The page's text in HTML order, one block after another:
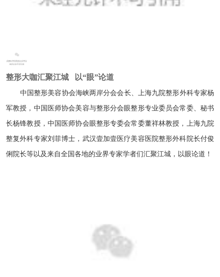
整形大咖汇聚江城 以“眼”论道
中国整形美容协会海峡两岸分会会长、上海九院整形外科专家杨
军教授，中国医师协会美容与整形分会眼整形专业委员会常委、秘书
长杨锋教授，中国医师协会眼整形专委会常委董祥林教授，上海九院
整复外科专家刘菲博士，武汉壹加壹医疗美容医院整形外科院长付俊
俐院长等以及来自全国各地的业界专家学者们汇聚江城，以眼论道！